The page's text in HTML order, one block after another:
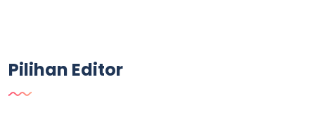
Pilihan Editor